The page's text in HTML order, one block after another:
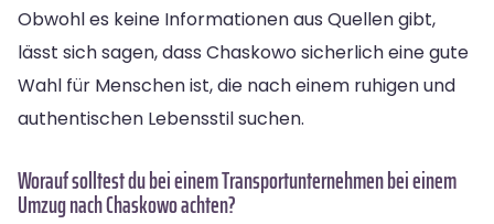
Obwohl es keine Informationen aus Quellen gibt,
lässt sich sagen, dass Chaskowo sicherlich eine gute
Wahl für Menschen ist, die nach einem ruhigen und
authentischen Lebensstil suchen.
Worauf solltest du bei einem Transportunternehmen bei einem
Umzug nach Chaskowo achten?